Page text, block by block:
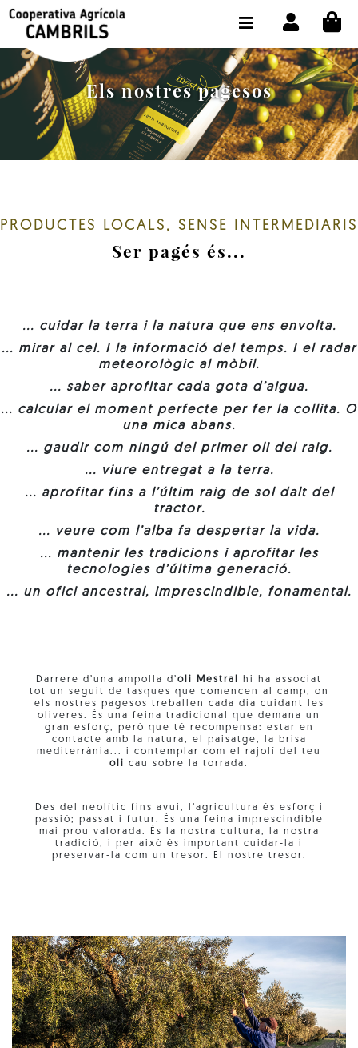
Els nostres pagesos
PRODUCTES LOCALS, SENSE INTERMEDIARIS
Ser pagés és...
... cuidar la terra i la natura que ens envolta.
... mirar al cel. I la informació del temps. I el radar
meteorològic al mòbil.
... saber aprofitar cada gota d’aigua.
... calcular el moment perfecte per fer la collita. O
una mica abans.
... gaudir com ningú del primer oli del raig.
... viure entregat a la terra.
... aprofitar fins a l’últim raig de sol dalt del
tractor.
... veure com l’alba fa despertar la vida.
... mantenir les tradicions i aprofitar les
tecnologies d’última generació.
... un ofici ancestral, imprescindible, fonamental.
Darrere d’una ampolla d’oli Mestral
hi ha associat
tot un seguit de tasques que comencen al camp, on
els nostres pagesos treballen cada dia cuidant les
oliveres. És una feina tradicional que demana un
gran esforç, però que té recompensa: estar en
contacte amb la natura, el paisatge, la brisa
mediterrània... i contemplar com el rajolí del teu
oli cau sobre la torrada.
Des del neolític fins avui, l’agricultura és esforç i
passió; passat i futur. És una feina imprescindible
mai prou valorada. És la nostra cultura, la nostra
tradició, i per això és important cuidar-la i
preservar-la com un tresor. El nostre tresor.
BOTIGA COMPRA ONLINE
LA COOPERATIVA
OLEOTOUR
PRODUCTES
CONTACTE